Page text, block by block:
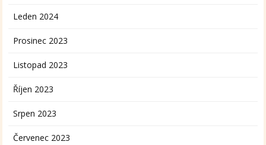
Leden 2024
Prosinec 2023
Listopad 2023
Říjen 2023
Srpen 2023
Červenec 2023